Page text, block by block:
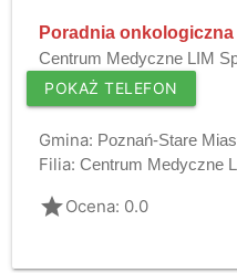
Poradnia onkologiczna
Centrum Medyczne LIM
POKAŻ TELEFON
Gmina: Poznań-Stare
Filia: Centrum Medyczne
gradeOcena: 0.0